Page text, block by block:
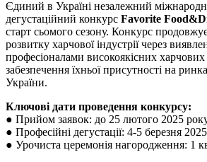
Єдиний в Україні незалежний
дегустаційний конкурс Favorite
старт сьомого сезону. Конкурс
розвитку харчової індустрії через
професіоналами високоякісних харчових
забезпечення їхньої присутності на
України.
Ключові дати проведення конкурсу:
● Прийом заявок: до 25 лютого 2025
● Професійні дегустації: 4-5 березня
● Урочиста церемонія нагородження: 1